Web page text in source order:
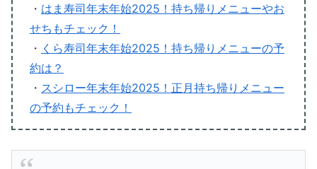
・ はま寿司年末年始2025！持ち帰りメニューやお
せちもチェック！
・ くら寿司年末年始2025！持ち帰りメニューの予
約は？
・ スシロー年末年始2025！正月持ち帰りメニュー
の予約もチェック！